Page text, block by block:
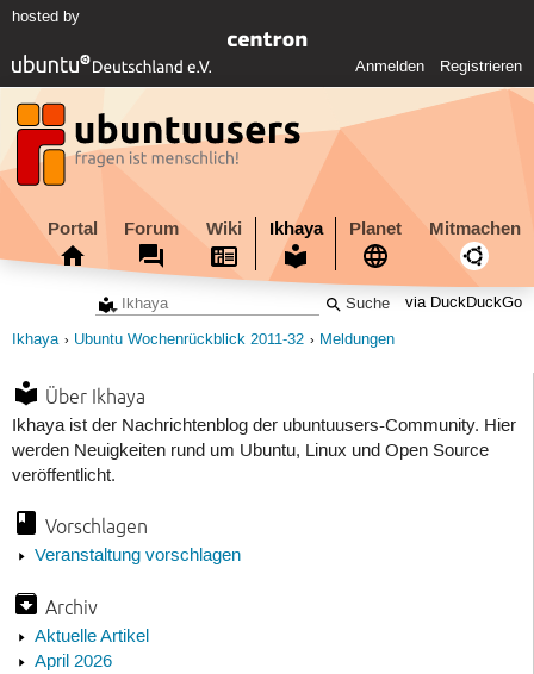
hosted by
Anmelden Registrieren
Portal Forum Wiki Ikhaya Planet Mitmachen
via DuckDuckGo
Ikhaya Ubuntu Wochenrückblick 2011-32 Meldungen
Über Ikhaya
Ikhaya ist der Nachrichtenblog der ubuntuusers-Community. Hier
werden Neuigkeiten rund um Ubuntu, Linux und Open Source
veröffentlicht.
Vorschlagen
Veranstaltung vorschlagen
Archiv
Aktuelle Artikel
April 2026